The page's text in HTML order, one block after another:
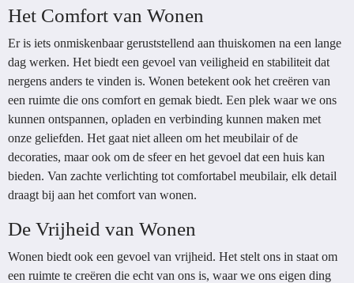
Het Comfort van Wonen
Er is iets onmiskenbaar geruststellend aan thuiskomen na een lange
dag werken. Het biedt een gevoel van veiligheid en stabiliteit dat
nergens anders te vinden is. Wonen betekent ook het creëren van
een ruimte die ons comfort en gemak biedt. Een plek waar we ons
kunnen ontspannen, opladen en verbinding kunnen maken met
onze geliefden. Het gaat niet alleen om het meubilair of de
decoraties, maar ook om de sfeer en het gevoel dat een huis kan
bieden. Van zachte verlichting tot comfortabel meubilair, elk detail
draagt bij aan het comfort van wonen.
De Vrijheid van Wonen
Wonen biedt ook een gevoel van vrijheid. Het stelt ons in staat om
een ruimte te creëren die echt van ons is, waar we ons eigen ding